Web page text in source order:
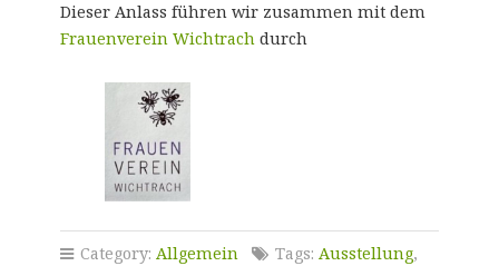
Dieser Anlass führen wir zusammen mit dem
Frauenverein Wichtrachdurch
Category: Allgemein Tags: Ausstellung,